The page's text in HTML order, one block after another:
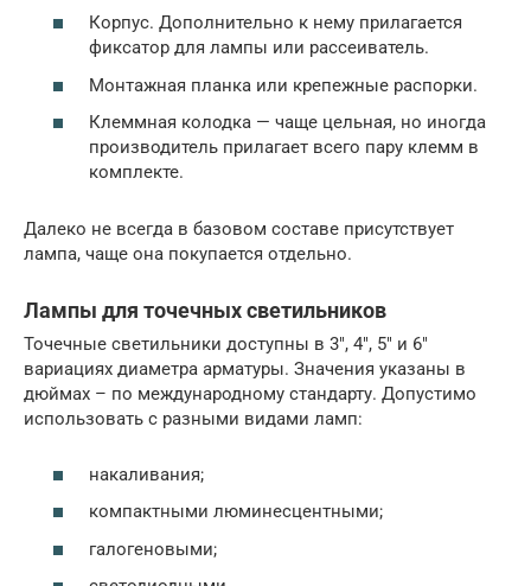
Корпус. Дополнительно к нему прилагается
фиксатор для лампы или рассеиватель.
Монтажная планка или крепежные распорки.
Клеммная колодка — чаще цельная, но иногда
производитель прилагает всего пару клемм в
комплекте.
Далеко не всегда в базовом составе присутствует
лампа, чаще она покупается отдельно.
Лампы для точечных светильников
Точечные светильники доступны в 3″, 4″, 5″ и 6″
вариациях диаметра арматуры. Значения указаны в
дюймах – по международному стандарту. Допустимо
использовать с разными видами ламп:
накаливания;
компактными люминесцентными;
галогеновыми;